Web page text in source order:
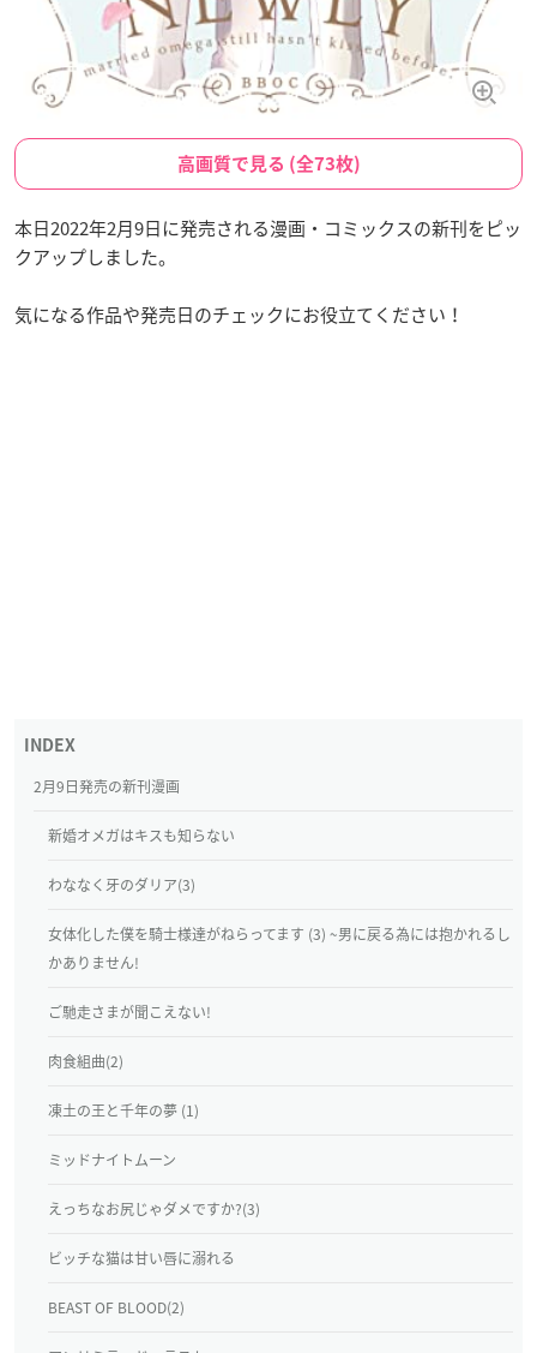
高画質で見る (全73枚)
本日2022年2月9日に発売される漫画・コミックスの新刊をピッ
クアップしました。
気になる作品や発売日のチェックにお役立てください！
2月9日発売の新刊漫画
新婚オメガはキスも知らない
わななく牙のダリア(3)
女体化した僕を騎士様達がねらってます (3) ~男に戻る為には抱かれるし
かありません!
ご馳走さまが聞こえない!
肉食組曲(2)
凍土の王と千年の夢 (1)
ミッドナイトムーン
えっちなお尻じゃダメですか?(3)
ビッチな猫は甘い唇に溺れる
BEAST OF BLOOD(2)